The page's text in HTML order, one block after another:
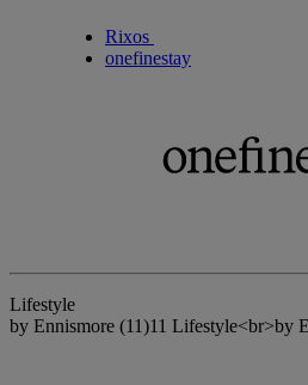
Rixos
onefinestay
Lifestyle
by Ennismore (11)11 Lifestyle<br>by